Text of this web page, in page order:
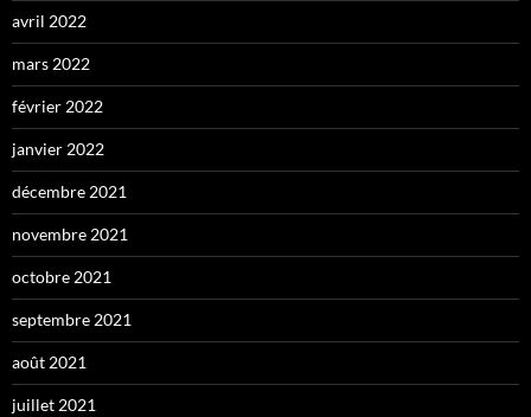
avril 2022
mars 2022
février 2022
janvier 2022
décembre 2021
novembre 2021
octobre 2021
septembre 2021
août 2021
juillet 2021